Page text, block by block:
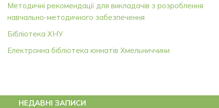
Методичні рекомендації для викладачів з розроблення
навчально-методичного забезпечення
Бібліотека ХНУ
Електронна бібліотека юннатів Хмельниччини
НЕДАВНІ ЗАПИСИ